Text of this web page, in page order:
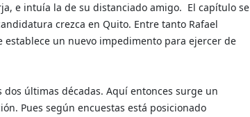
e intuía la de su distanciado amigo. El capítulo se
crezca en Quito. Entre tanto Rafael
un nuevo impedimento para ejercer de
últimas décadas. Aquí entonces surge un
Pues según encuestas está posicionado